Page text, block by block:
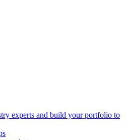
experts and build your portfolio to